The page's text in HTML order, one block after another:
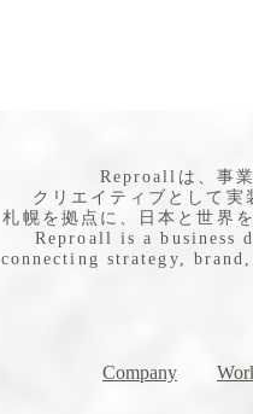
​Reproallは、事
クリエイティブとして
札幌を拠点に、日本と世界
Reproall is a business
connecting strategy,
Company